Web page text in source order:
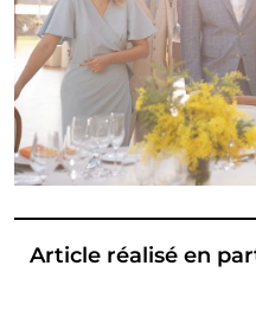
Article réalisé en